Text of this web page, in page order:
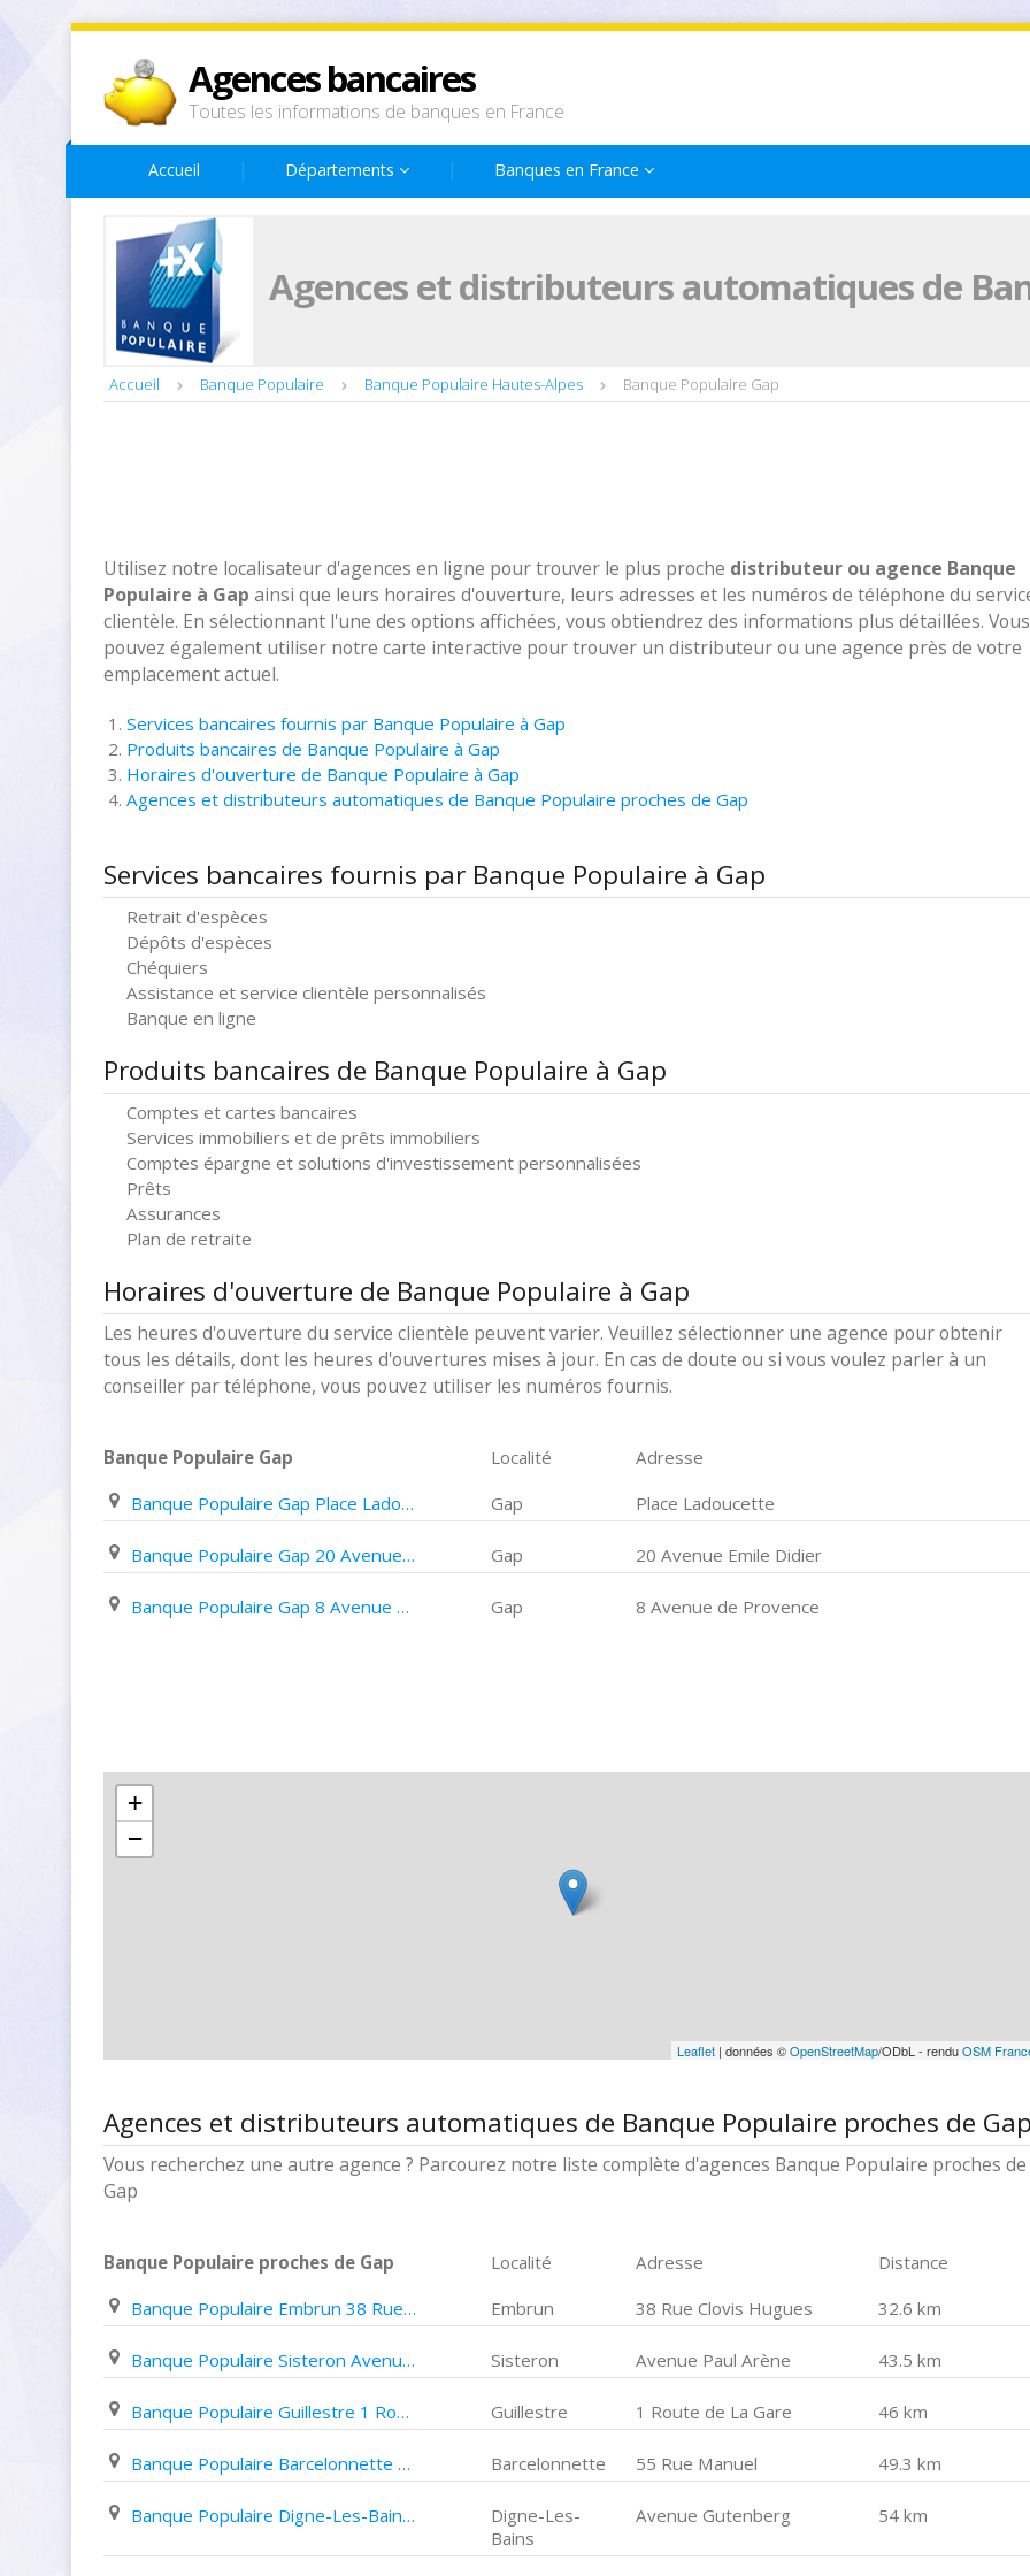
Agences bancaires
Toutes les informations de banques en France
Accueil Départements Banques en France
Agences et distributeurs automatiques de
Accueil Banque Populaire Banque Populaire Hautes-Alpes Banque Populaire Gap
Utilisez notre localisateur d'agences en ligne pour trouver le plus proche distributeur ou agence Banque
Populaire à Gap ainsi que leurs horaires d'ouverture, leurs adresses et les numéros de téléphone du
clientèle. En sélectionnant l'une des options affichées, vous obtiendrez des informations plus détaillées. Vous
pouvez également utiliser notre carte interactive pour trouver un distributeur ou une agence près de votre
emplacement actuel.
Services bancaires fournis par Banque Populaire à Gap
Produits bancaires de Banque Populaire à Gap
Horaires d'ouverture de Banque Populaire à Gap
Agences et distributeurs automatiques de Banque Populaire proches de Gap
Services bancaires fournis par Banque Populaire à Gap
Retrait d'espèces
Dépôts d'espèces
Chéquiers
Assistance et service clientèle personnalisés
Banque en ligne
Produits bancaires de Banque Populaire à Gap
Comptes et cartes bancaires
Services immobiliers et de prêts immobiliers
Comptes épargne et solutions d'investissement personnalisées
Prêts
Assurances
Plan de retraite
Horaires d'ouverture de Banque Populaire à Gap
Les heures d'ouverture du service clientèle peuvent varier. Veuillez sélectionner une agence pour obtenir
tous les détails, dont les heures d'ouvertures mises à jour. En cas de doute ou si vous voulez parler à un
conseiller par téléphone, vous pouvez utiliser les numéros fournis.
Banque Populaire Gap Localité
Adresse
Banque Populaire Gap Place Ladoucette
Gap Place Ladoucette
Banque Populaire Gap 20 Avenue Emile Didier Gap 20 Avenue Emile Didier
Banque Populaire Gap 8 Avenue de Provence Gap 8 Avenue de Provence
+
−
Leaflet| données ©OpenStreetMap/ODbL - renduOSM
Agences et distributeurs automatiques de Banque Populaire proches de
Vous recherchez une autre agence ? Parcourez notre liste complète d'agences Banque Populaire proches de
Gap
Banque Populaire proches de Gap Localité Adresse
Distance
Banque Populaire Embrun 38 Rue Clovis Hugues
Embrun 38 Rue Clovis Hugues 32.6 km
Banque Populaire Sisteron Avenue Paul Arène Sisteron Avenue Paul Arène 43.5 km
Banque Populaire Guillestre 1 Route de La Gare Guillestre 1 Route de La Gare 46 km
Banque Populaire Barcelonnette 55 Rue Manuel Barcelonnette 55 Rue Manuel 49.3 km
Banque Populaire Digne-Les-Bains Avenue Gutenberg
Digne-Les-
Bains
Avenue Gutenberg 54 km